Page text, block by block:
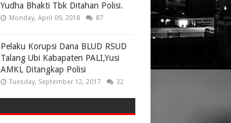
Yudha Bhakti Tbk Ditahan Polisi.
Monday, April 09, 2018 87
Pelaku Korupsi Dana BLUD RSUD
Talang Ubi Kabapaten PALI,Yusi
AMKL Ditangkap Polisi
Tuesday, September 12, 2017 32